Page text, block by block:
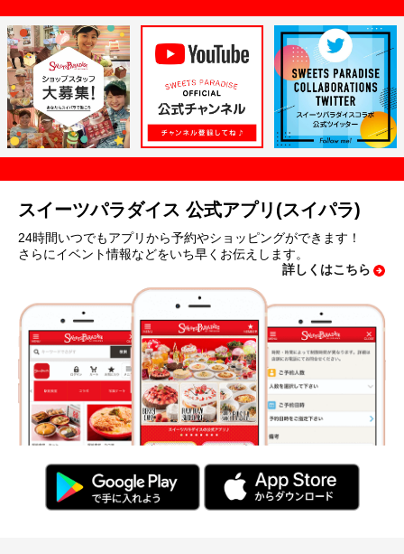
スイーツパラダイス 公式アプリ(スイパラ)
24時間いつでもアプリから予約やショッピングができます！
さらにイベント情報などをいち早くお伝えします。
詳しくはこちら